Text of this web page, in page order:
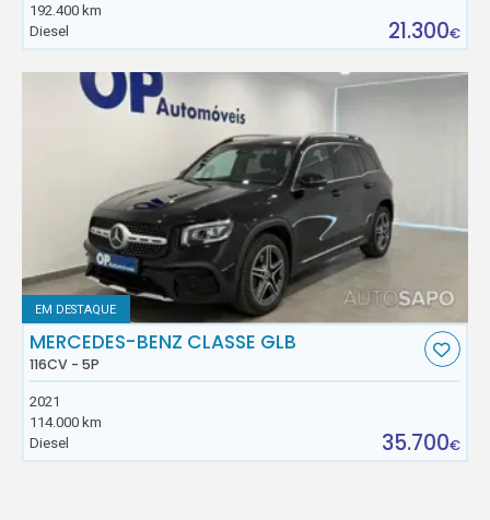
192.400 km
Diesel
21.300€
EM DESTAQUE
MERCEDES-BENZ CLASSE GLB
116CV - 5P
2021
114.000 km
Diesel
35.700€